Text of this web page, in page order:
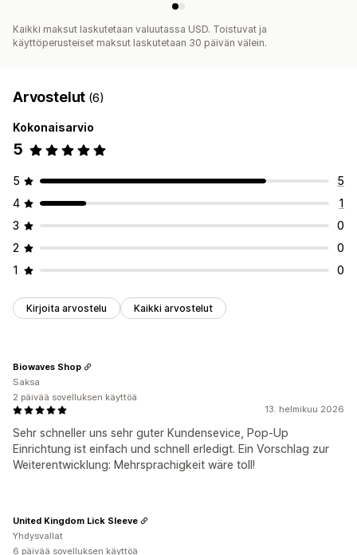
Kaikki maksut laskutetaan valuutassa USD. Toistuvat ja
käyttöperusteiset maksut laskutetaan 30 päivän välein.
Arvostelut (6)
Kokonaisarvio
5
5
5
4
1
3
0
2
0
1
0
Kirjoita arvostelu Kaikki arvostelut
13. helmikuu 2026
Sehr schneller uns sehr guter Kundensevice, Pop-Up
Einrichtung ist einfach und schnell erledigt. Ein Vorschlag zur
Weiterentwicklung: Mehrsprachigkeit wäre toll!
Biowaves Shop
Saksa
2 päivää sovelluksen käyttöä
United Kingdom Lick Sleeve
Yhdysvallat
6 päivää sovelluksen käyttöä